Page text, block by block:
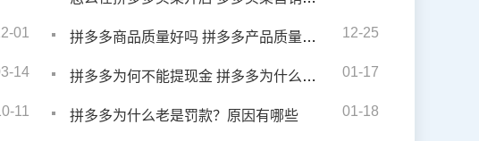
01 拼多多商品质量好吗 拼多多产品质量怎样 12-25
14 拼多多为何不能提现金 拼多多为什么提不了钱 01-17
11 拼多多为什么老是罚款？原因有哪些 01-18